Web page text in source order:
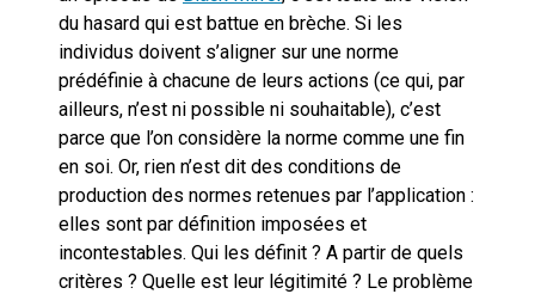
du hasard qui est battue en brèche. Si les
individus doivent s’aligner sur une norme
prédéfinie à chacune de leurs actions (ce qui, par
ailleurs, n’est ni possible ni souhaitable), c’est
parce que l’on considère la norme comme une fin
en soi. Or, rien n’est dit des conditions de
production des normes retenues par l’application :
elles sont par définition imposées et
incontestables. Qui les définit ? A partir de quels
critères ? Quelle est leur légitimité ? Le problème